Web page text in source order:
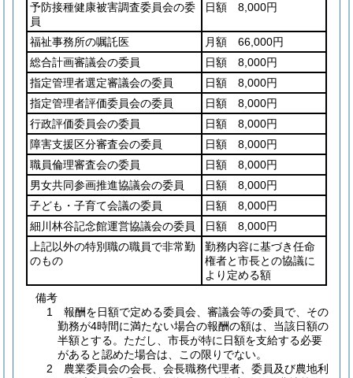
予防接種健康被害調査委員会の委
員
日額 8,000円
福祉事務所の嘱託医
月額 66,000円
総合計画審議会の委員
日額 8,000円
指定管理者選定審議会の委員
日額 8,000円
指定管理者評価委員会の委員
日額 8,000円
行政評価委員会の委員
日額 8,000円
障害支援区分審査会の委員
日額 8,000円
職員倫理審査会の委員
日額 8,000円
男女共同参画推進協議会の委員
日額 8,000円
子ども・子育て会議の委員
日額 8,000円
細川林谷記念館運営協議会の委員
日額 8,000円
上記以外の特別職の職員で非常勤
のもの
勤務内容に基づき任命
権者と市長との協議に
より定める額
備考
1 報酬を日額で定める委員会、審議会等の委員で、その
勤務が4時間に満たない場合の報酬の額は、当該日額の
半額とする。ただし、市長が特に日額を支給する必要
があると認めた場合は、この限りでない。
2 農業委員会の会長、会長職務代理者、委員及び農地利